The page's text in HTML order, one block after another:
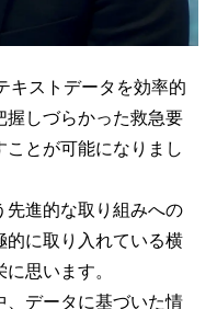
キストデータを効率的
握しづらかった救急要
とが可能になりまし
先進的な取り組みへの
的に取り入れている横
思います。
、データに基づいた情